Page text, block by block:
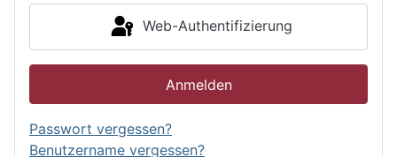
Web-Authentifizierung
Anmelden
Passwort vergessen?
Benutzername vergessen?